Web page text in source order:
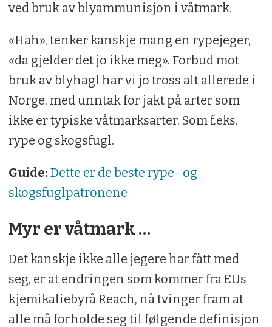
ved bruk av blyammunisjon i våtmark.
«Hah», tenker kanskje mang en rypejeger,
«da gjelder det jo ikke meg». Forbud mot
bruk av blyhagl har vi jo tross alt allerede i
Norge, med unntak for jakt på arter som
ikke er typiske våtmarksarter. Som f.eks.
rype og skogsfugl.
Guide: Dette er de beste rype- og
skogsfuglpatronene
Myr er våtmark …
Det kanskje ikke alle jegere har fått med
seg, er at endringen som kommer fra EUs
kjemikaliebyrå Reach, nå tvinger fram at
alle må forholde seg til følgende definisjon